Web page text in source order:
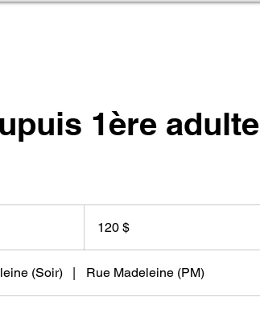
1ère adulte
120 $
(Soir) | Rue Madeleine (PM)